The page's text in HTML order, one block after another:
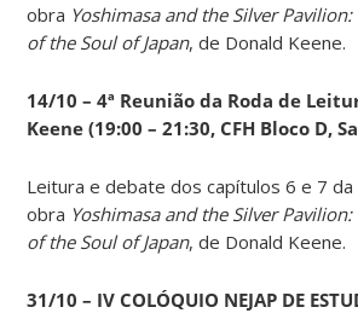
obra Yoshimasa and the Silver
of the Soul of Japan, de Donald Keene.
14/10 – 4ª Reunião da Roda de
Keene (19:00 – 21:30, CFH Bloco D,
Leitura e debate dos capítulos 6 e 7 da
obra Yoshimasa and the Silver
of the Soul of Japan, de Donald Keene.
31/10 – IV COLÓQUIO NEJAP DE